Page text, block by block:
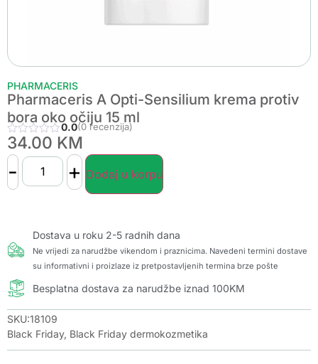
PHARMACERIS
Pharmaceris A Opti-Sensilium krema protiv
bora oko očiju 15 ml
0.0(0 recenzija)
34.00 KM
- + Dodaj u korpu
Dostava u roku 2-5 radnih dana
Ne vrijedi za narudžbe vikendom i praznicima. Navedeni termini dostave
su informativni i proizlaze iz pretpostavljenih termina brze pošte
Besplatna dostava za narudžbe iznad 100KM
SKU:18109
Black Friday, Black Friday dermokozmetika